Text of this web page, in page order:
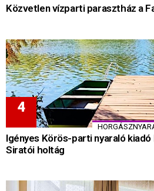
Közvetlen vízparti parasztház a
Igényes Körös-parti nyaraló
Siratói holtág